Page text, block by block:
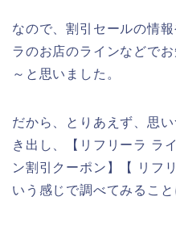
なので、割引セールの情
ラのお店のラインなどで
～と思いました。
だから、とりあえず、思
き出し、【リフリーラ ラ
ン割引クーポン】【 リフ
いう感じで調べてみること